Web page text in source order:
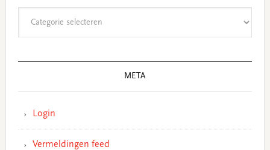
META
Login
Vermeldingen feed